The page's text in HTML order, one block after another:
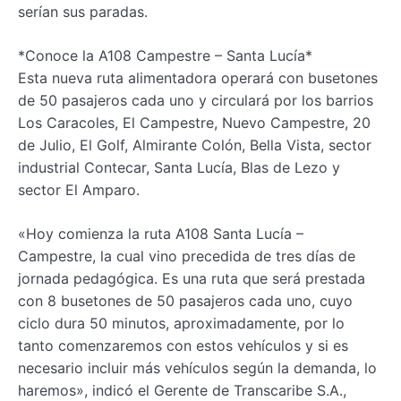
serían sus paradas.
*Conoce la A108 Campestre – Santa Lucía*
Esta nueva ruta alimentadora operará con busetones
de 50 pasajeros cada uno y circulará por los barrios
Los Caracoles, El Campestre, Nuevo Campestre, 20
de Julio, El Golf, Almirante Colón, Bella Vista, sector
industrial Contecar, Santa Lucía, Blas de Lezo y
sector El Amparo.
«Hoy comienza la ruta A108 Santa Lucía –
Campestre, la cual vino precedida de tres días de
jornada pedagógica. Es una ruta que será prestada
con 8 busetones de 50 pasajeros cada uno, cuyo
ciclo dura 50 minutos, aproximadamente, por lo
tanto comenzaremos con estos vehículos y si es
necesario incluir más vehículos según la demanda, lo
haremos», indicó el Gerente de Transcaribe S.A.,